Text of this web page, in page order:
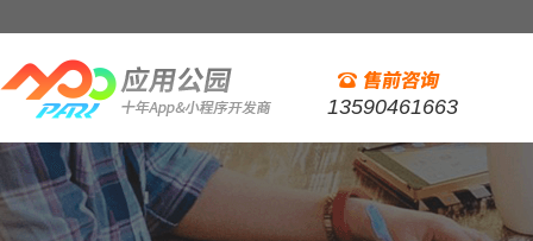
13590461663